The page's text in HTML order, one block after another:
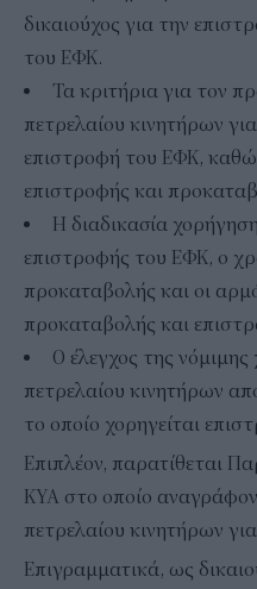
δικαιούχος για την
του ΕΦΚ.
Τα κριτήρια για τον
πετρελαίου κινητήρων
επιστροφή του ΕΦΚ,
επιστροφής και
Η διαδικασία
επιστροφής του ΕΦΚ, ο
προκαταβολής και οι
προκαταβολής και
Ο έλεγχος της
πετρελαίου κινητήρων
το οποίο χορηγείται
Επιπλέον, παρατίθεται
ΚΥΑ στο οποίο
πετρελαίου κινητήρων
Επιγραμματικά, ως